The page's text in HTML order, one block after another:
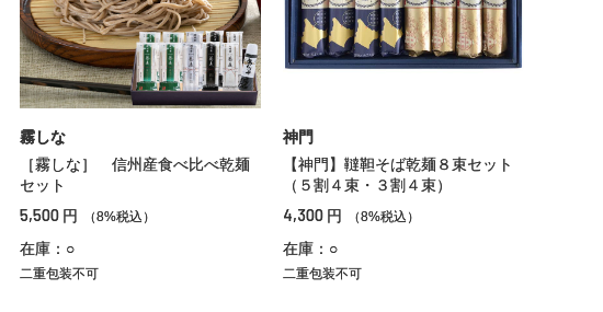
霧しな
［霧しな］ 信州産食べ比べ乾麺
セット
5,500 円 （8%税込）
在庫：○
二重包装不可
神門
【神門】韃靼そば乾麺８束セット
（５割４束・３割４束）
4,300 円 （8%税込）
在庫：○
二重包装不可